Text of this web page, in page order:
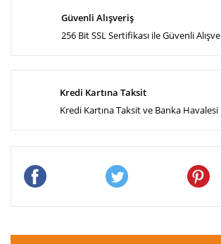
Güvenli Alışveriş
256 Bit SSL Sertifikası ile Güvenli
Kredi Kartına Taksit
Kredi Kartına Taksit ve Banka